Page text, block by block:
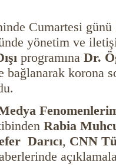
Cumartesi
yönetim ve
programına Dr.
korona
Medya
Rabia
Darıcı, CNN